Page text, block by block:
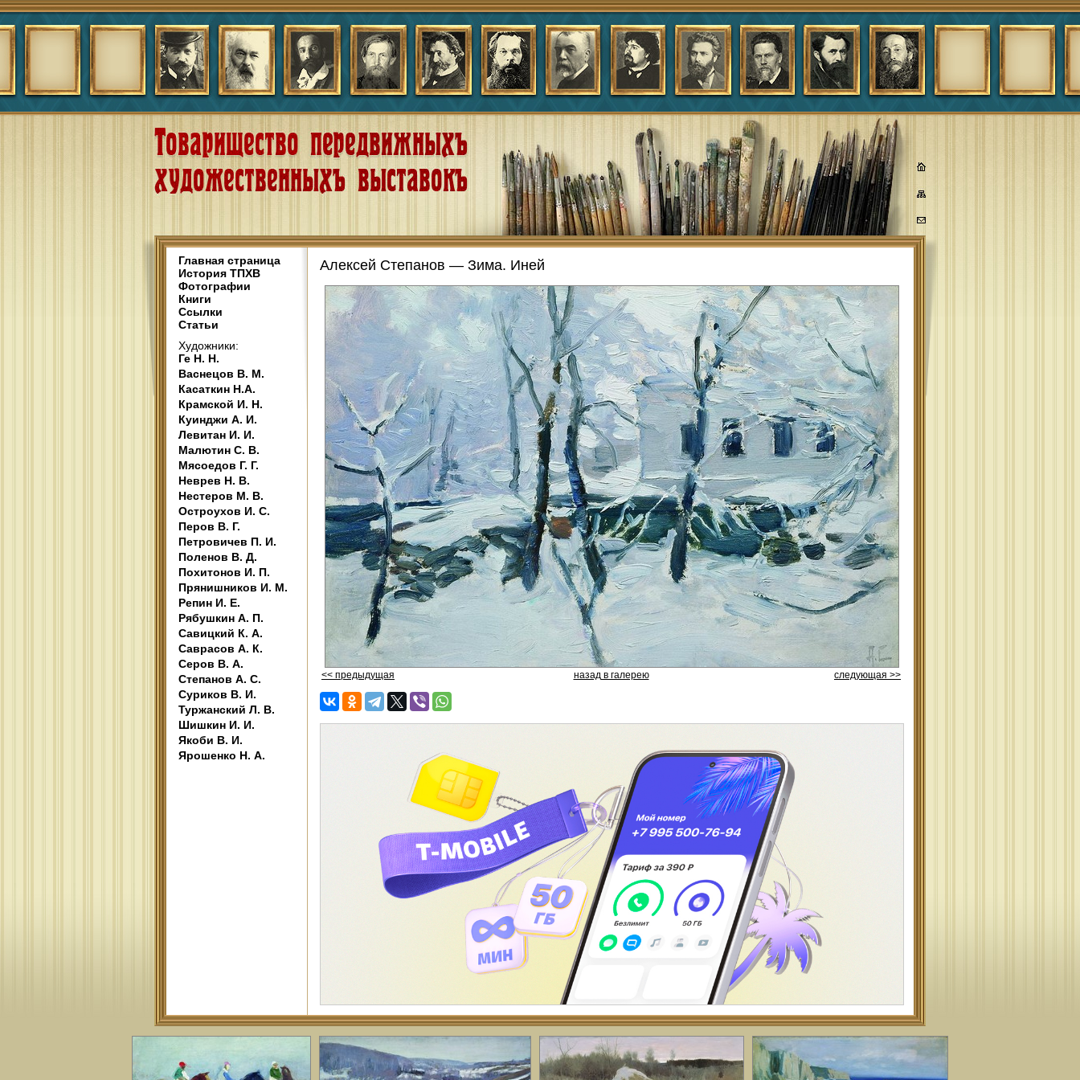
Главная страница
История ТПХВ
Фотографии
Книги
Ссылки
Статьи
Художники:
Ге Н. Н.
Васнецов В. М.
Касаткин Н.А.
Крамской И. Н.
Куинджи А. И.
Левитан И. И.
Малютин С. В.
Мясоедов Г. Г.
Неврев Н. В.
Нестеров М. В.
Остроухов И. С.
Перов В. Г.
Петровичев П. И.
Поленов В. Д.
Похитонов И. П.
Прянишников И. М.
Репин И. Е.
Рябушкин А. П.
Савицкий К. А.
Саврасов А. К.
Серов В. А.
Степанов А. С.
Суриков В. И.
Туржанский Л. В.
Шишкин И. И.
Якоби В. И.
Ярошенко Н. А.
Алексей Степанов — Зима. Иней
<< предыдущая назад в галерею следующая >>